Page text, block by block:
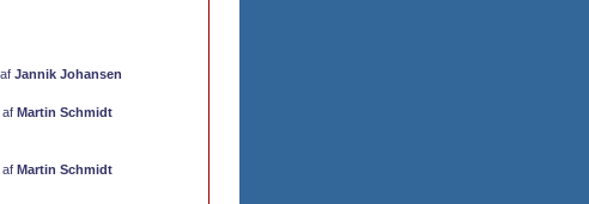
Jannik Johansen
af Martin Schmidt
af Martin Schmidt